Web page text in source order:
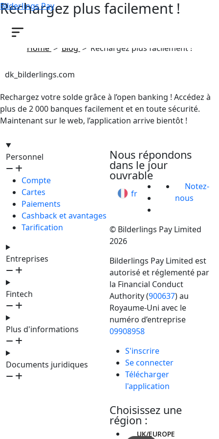
Bilderlings Pay
Rechargez plus facilement !
December 10, 2024
Home > Blog > Rechargez plus facilement !
dk_bilderlings.com
Rechargez votre solde grâce à l’open banking ! Accédez à
plus de 2 000 banques facilement et en toute sécurité.
Maintenant sur le web, l’application arrive bientôt !
Personnel
Compte
Cartes
Paiements
Cashback et avantages
Tarification
Entreprises
Fintech
Plus d'informations
Documents juridiques
Nous répondons
dans le jour
ouvrable
fr
Notez-
nous
© Bilderlings Pay Limited
2026
Bilderlings Pay Limited est
autorisé et réglementé par
la Financial Conduct
Authority (900637) au
Royaume-Uni avec le
numéro d’entreprise
09908958
S'inscrire
Se connecter
Télécharger
l'application
Choisissez une
région :
UK/EUROPE